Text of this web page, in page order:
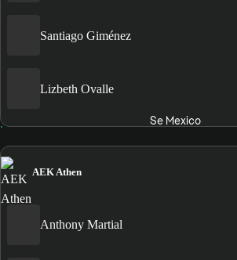
Santiago Giménez
Lizbeth Ovalle
Se Mexico
AEK Athen
Anthony Martial